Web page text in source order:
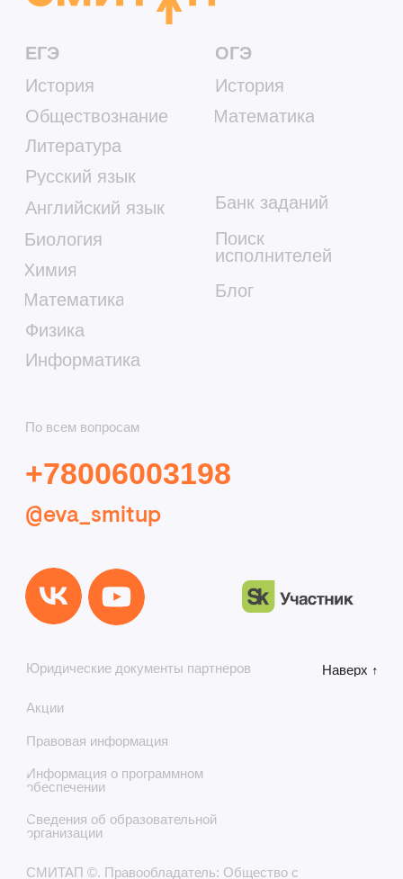
@eva_smitup
+78006003198
СМИТАП ©. Правообладатель: Общество с
ОГРН: 1217800158212, ИНН 7806591908. Юридический
21, стр. 1 +78006003198. Использование сайта означает
согласие с
Пользовательским соглашением
Юридические документы партнеров
Акции
Правовая информация
обеспечении
организации